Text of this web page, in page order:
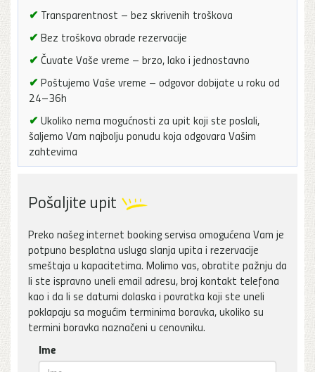
✔ Transparentnost – bez skrivenih troškova
✔ Bez troškova obrade rezervacije
✔ Čuvate Vaše vreme – brzo, lako i jednostavno
✔ Poštujemo Vaše vreme – odgovor dobijate u roku od
24–36h
✔ Ukoliko nema mogućnosti za upit koji ste poslali,
šaljemo Vam najbolju ponudu koja odgovara Vašim
zahtevima
Pošaljite upit
Preko našeg internet booking servisa omogućena Vam je
potpuno besplatna usluga slanja upita i rezervacije
smeštaja u kapacitetima. Molimo vas, obratite pažnju da
li ste ispravno uneli email adresu, broj kontakt telefona
kao i da li se datumi dolaska i povratka koji ste uneli
poklapaju sa mogućim terminima boravka, ukoliko su
termini boravka naznačeni u cenovniku.
Ime